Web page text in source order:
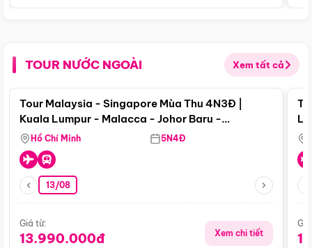
TOUR NƯỚC NGOÀI Xem tất cả
Điểm nổi bật
Tour Malaysia - Singapore Mùa Thu 4N3Đ |
Kuala Lumpur - Malacca - Johor Baru -
Singapore
Hồ Chí Minh 5N4Đ
13/08
Giá từ:
13.990.000đ Xem chi tiết